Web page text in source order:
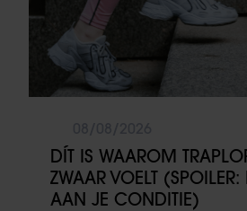
DÍT IS WAAROM
ZWAAR VOELT (SPOILER:
AAN JE CONDITIE)